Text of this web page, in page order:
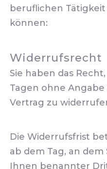
beruflichen
können:
Widerrufsrecht
Sie haben das
Tagen ohne
Vertrag zu
Die Widerrufsfrist
ab dem Tag, an dem
Ihnen benannter